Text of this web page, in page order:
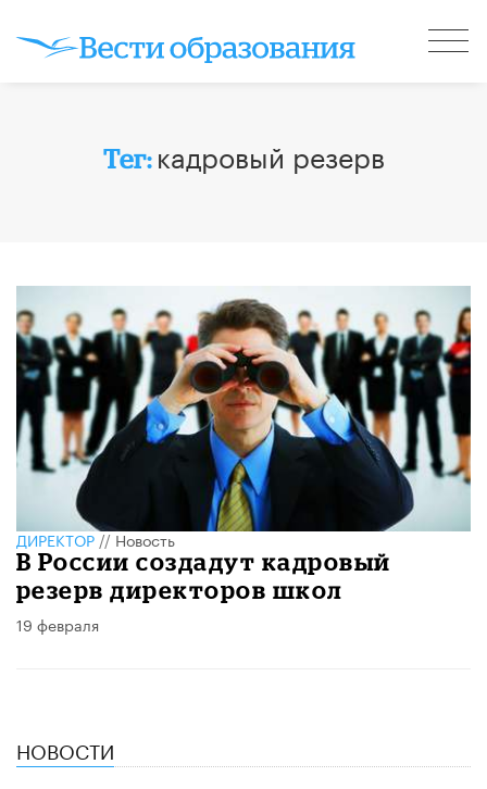
Тег: кадровый резерв
ДИРЕКТОР//Новость
В России создадут кадровый
резерв директоров школ
19 февраля
НОВОСТИ